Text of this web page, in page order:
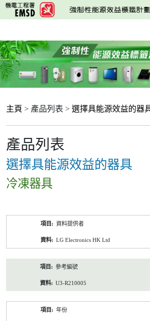
跳
至
要
內
容
主頁 > 產品列表 > 選擇具能源效益的器
產品列表
選擇具能源效益的器具
冷凍器具
資料提供者
LG Electronics HK Ltd
參考編號
U3-R210005
年份